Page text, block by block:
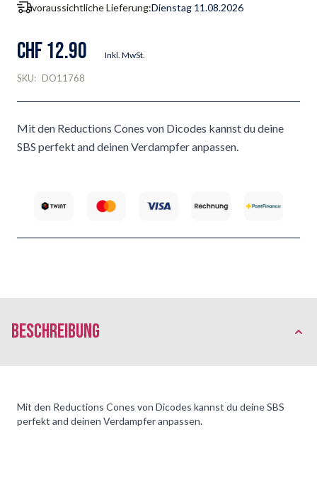
voraussichtliche Lieferung:Dienstag 11.08.2026
CHF 12.90 Inkl. MwSt.
SKU: DO11768
Mit den Reductions Cones von Dicodes kannst du deine
SBS perfekt and deinen Verdampfer anpassen.
Beschreibung
Mit den Reductions Cones von Dicodes kannst du deine SBS
perfekt and deinen Verdampfer anpassen.